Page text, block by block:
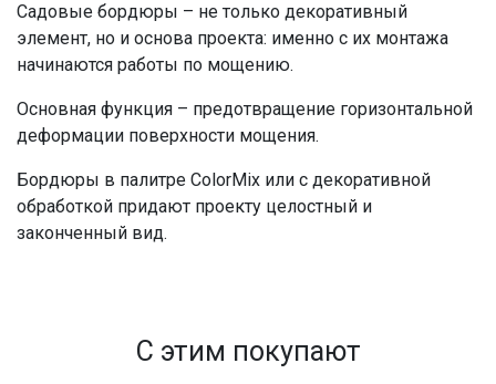
Садовые бордюры – не только декоративный
элемент, но и основа проекта: именно с их монтажа
начинаются работы по мощению.
Основная функция – предотвращение горизонтальной
деформации поверхности мощения.
Бордюры в палитре ColorMix или с декоративной
обработкой придают проекту целостный и
законченный вид.
С этим покупают